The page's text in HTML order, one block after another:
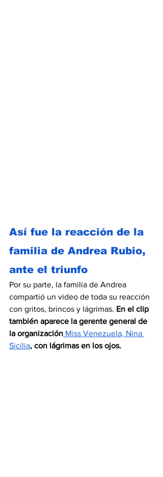
Así fue la reacción de la
familia de Andrea Rubio,
ante el triunfo
Por su parte, la familia de Andrea
compartió un video de toda su reacción
con gritos, brincos y lágrimas. En el clip
también aparece la gerente general de
la organización Miss Venezuela, Nina
Sicilia, con lágrimas en los ojos.